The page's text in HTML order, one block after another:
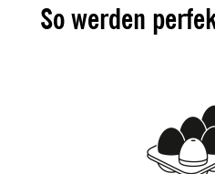
So werden